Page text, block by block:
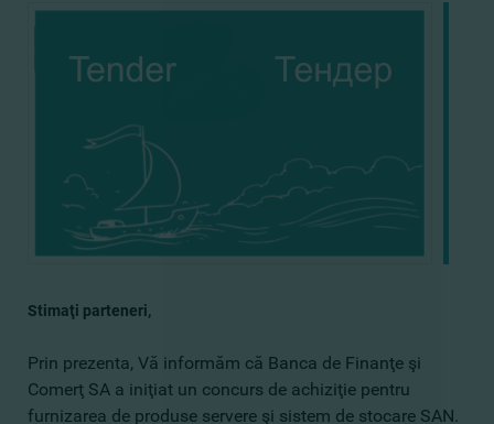
Stimaţi parteneri,
Prin prezenta, Vă informăm că Banca de Finanţe şi
Comerţ SA a iniţiat un concurs de achiziţie pentru
furnizarea de produse servere şi sistem de stocare SAN.